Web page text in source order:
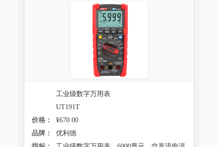
工业级数字万用表
UT191T
价格：
¥670.00
品牌：
优利德